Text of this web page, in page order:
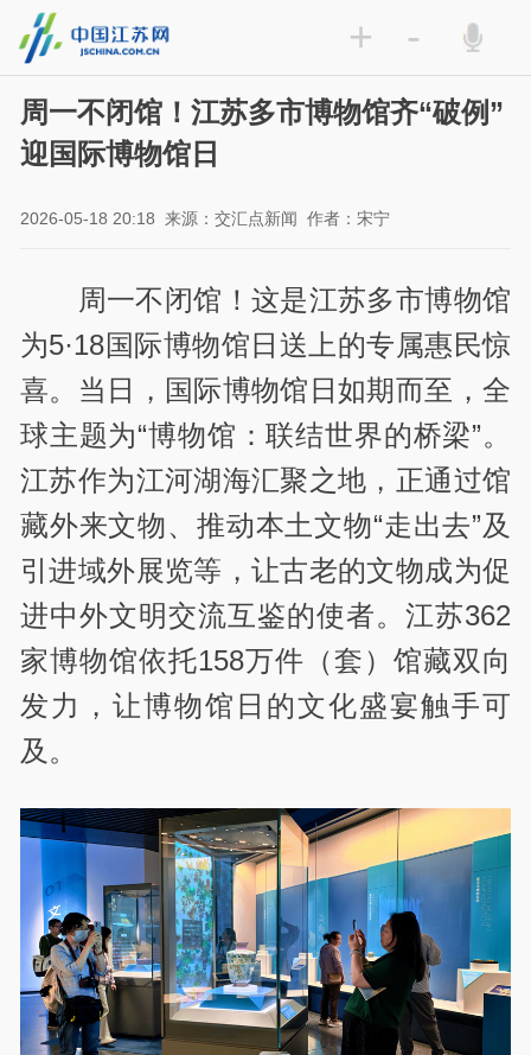
+ -
周一不闭馆！江苏多市博物馆齐“破例”
迎国际博物馆日
2026-05-18 20:18 来源：交汇点新闻 作者：宋宁
周一不闭馆！这是江苏多市博物馆
为5·18国际博物馆日送上的专属惠民惊
喜。当日，国际博物馆日如期而至，全
球主题为“博物馆：联结世界的桥梁”。
江苏作为江河湖海汇聚之地，正通过馆
藏外来文物、推动本土文物“走出去”及
引进域外展览等，让古老的文物成为促
进中外文明交流互鉴的使者。江苏362
家博物馆依托158万件（套）馆藏双向
发力，让博物馆日的文化盛宴触手可
及。